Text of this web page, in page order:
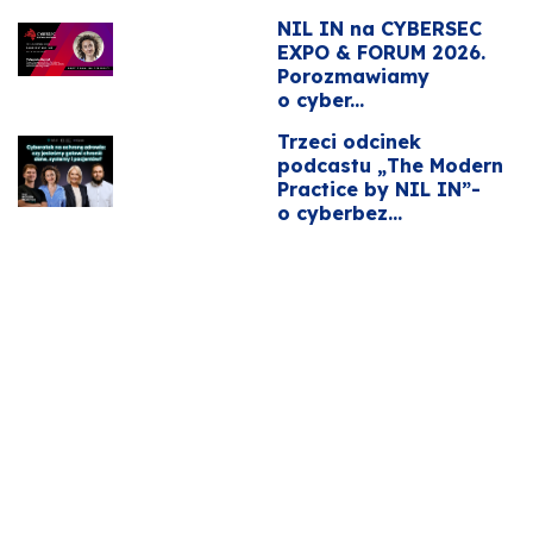
NIL IN na CYBERSEC
EXPO & FORUM 2026.
Porozmawiamy
o cyber...
Trzeci odcinek
podcastu „The Modern
Practice by NIL IN”-
o cyberbez...